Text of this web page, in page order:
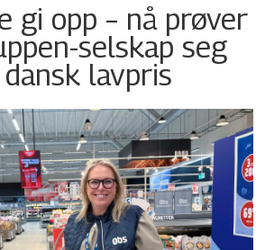
gi opp – nå prøver
selskap seg
lavpris